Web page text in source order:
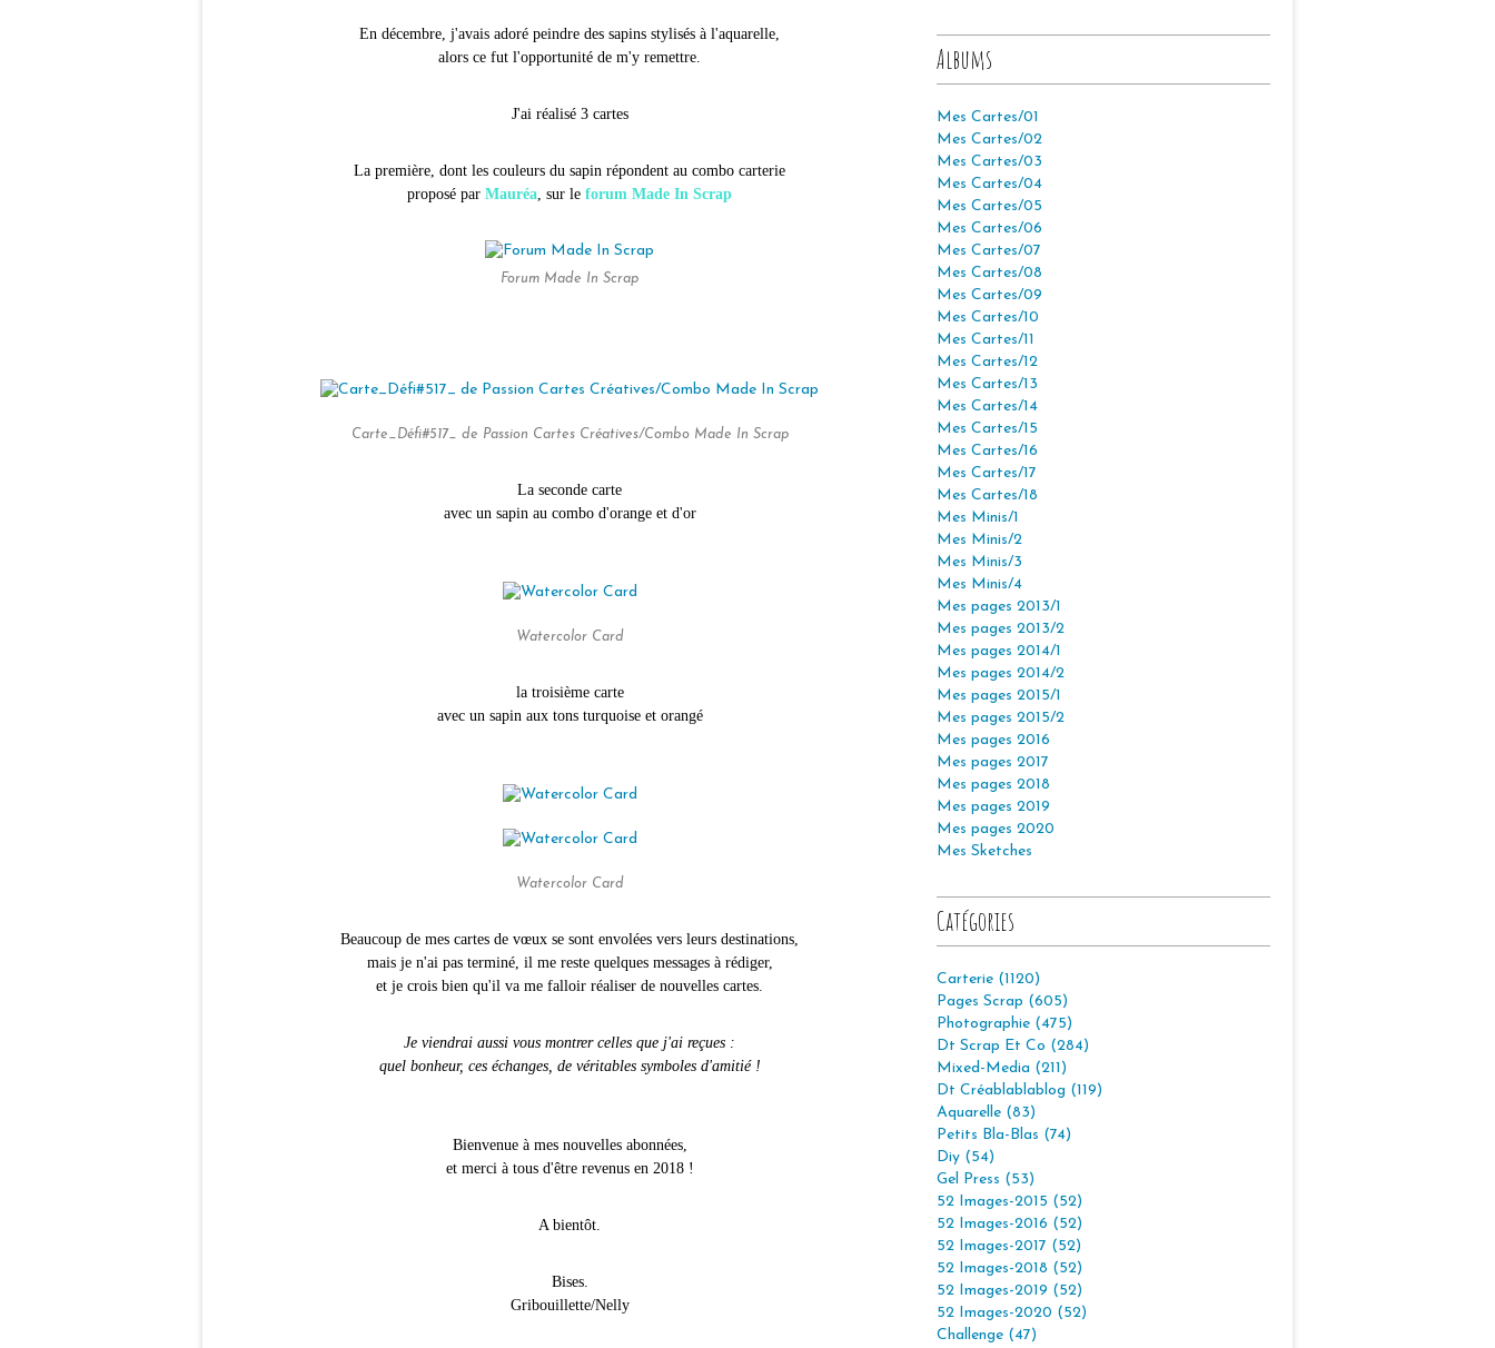
En décembre, j'avais adoré peindre des sapins stylisés à l'aquarelle,
alors ce fut l'opportunité de m'y remettre.
J'ai réalisé 3 cartes
La première, dont les couleurs du sapin répondent au combo carterie
proposé par Mauréa, sur le forum Made In Scrap
Forum Made In Scrap
Carte_Défi#517_ de Passion Cartes Créatives/Combo Made In Scrap
La seconde carte
avec un sapin au combo d'orange et d'or
Watercolor Card
la troisième carte
avec un sapin aux tons turquoise et orangé
Watercolor Card
Beaucoup de mes cartes de vœux se sont envolées vers leurs destinations,
mais je n'ai pas terminé, il me reste quelques messages à rédiger,
et je crois bien qu'il va me falloir réaliser de nouvelles cartes.
Je viendrai aussi vous montrer celles que j'ai reçues :
quel bonheur, ces échanges, de véritables symboles d'amitié !
Bienvenue à mes nouvelles abonnées,
et merci à tous d'être revenus en 2018 !
A bientôt.
Bises.
Gribouillette/Nelly
Albums
Mes Cartes/01
Mes Cartes/02
Mes Cartes/03
Mes Cartes/04
Mes Cartes/05
Mes Cartes/06
Mes Cartes/07
Mes Cartes/08
Mes Cartes/09
Mes Cartes/10
Mes Cartes/11
Mes Cartes/12
Mes Cartes/13
Mes Cartes/14
Mes Cartes/15
Mes Cartes/16
Mes Cartes/17
Mes Cartes/18
Mes Minis/1
Mes Minis/2
Mes Minis/3
Mes Minis/4
Mes pages 2013/1
Mes pages 2013/2
Mes pages 2014/1
Mes pages 2014/2
Mes pages 2015/1
Mes pages 2015/2
Mes pages 2016
Mes pages 2017
Mes pages 2018
Mes pages 2019
Mes pages 2020
Mes Sketches
Catégories
Carterie (1120)
Pages Scrap (605)
Photographie (475)
Dt Scrap Et Co (284)
Mixed-Media (211)
Dt Créablablablog (119)
Aquarelle (83)
Petits Bla-Blas (74)
Diy (54)
Gel Press (53)
52 Images-2015 (52)
52 Images-2016 (52)
52 Images-2017 (52)
52 Images-2018 (52)
52 Images-2019 (52)
52 Images-2020 (52)
Challenge (47)